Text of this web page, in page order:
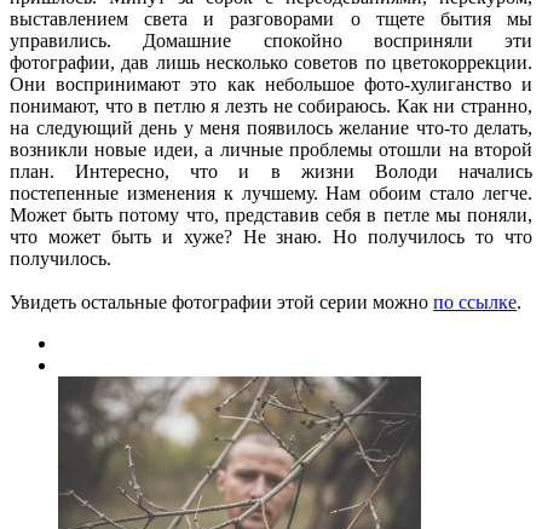
выставлением света и разговорами о тщете бытия мы
управились. Домашние спокойно восприняли эти
фотографии, дав лишь несколько советов по цветокоррекции.
Они воспринимают это как небольшое фото-хулиганство и
понимают, что в петлю я лезть не собираюсь. Как ни странно,
на следующий день у меня появилось желание что-то делать,
возникли новые идеи, а личные проблемы отошли на второй
план. Интересно, что и в жизни Володи начались
постепенные изменения к лучшему. Нам обоим стало легче.
Может быть потому что, представив себя в петле мы поняли,
что может быть и хуже? Не знаю. Но получилось то что
получилось.
Увидеть остальные фотографии этой серии можно по ссылке.